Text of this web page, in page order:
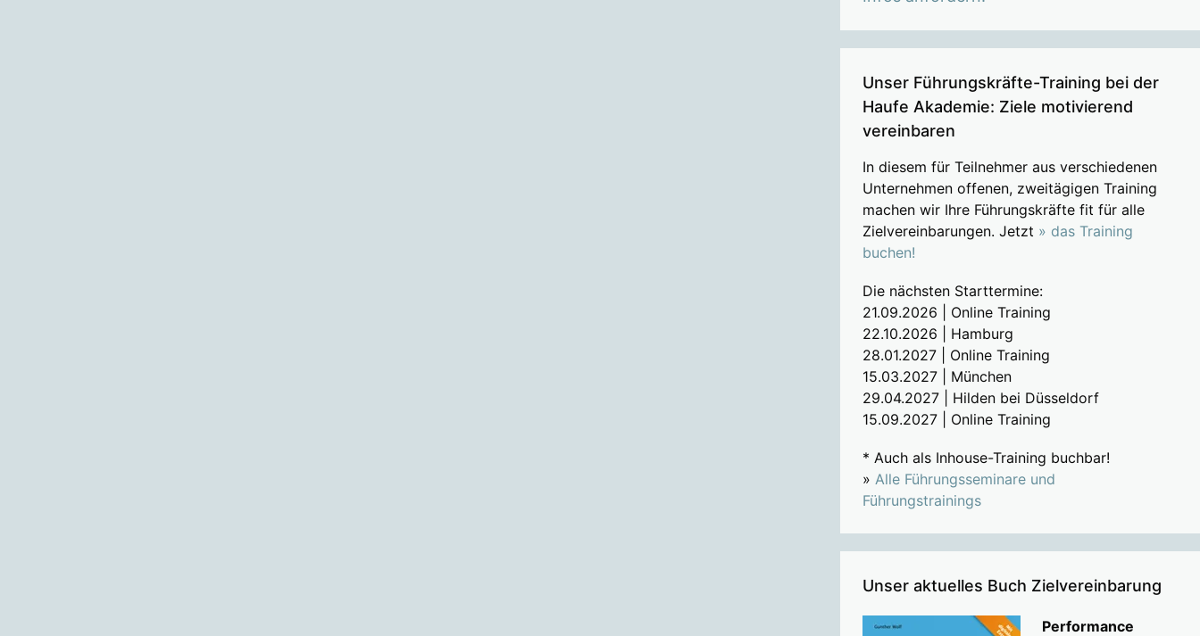
Unser Führungskräfte-Training bei der
Haufe Akademie: Ziele motivierend
vereinbaren
In diesem für Teilnehmer aus verschiedenen
Unternehmen offenen, zweitägigen Training
machen wir Ihre Führungskräfte fit für alle
Zielvereinbarungen. Jetzt » das Training
buchen!
Die nächsten Starttermine:
21.09.2026 | Online Training
22.10.2026 | Hamburg
28.01.2027 | Online Training
15.03.2027 | München
29.04.2027 | Hilden bei Düsseldorf
15.09.2027 | Online Training
* Auch als Inhouse-Training buchbar!
» Alle Führungsseminare und
Führungstrainings
Unser aktuelles Buch Zielvereinbarung
Performance